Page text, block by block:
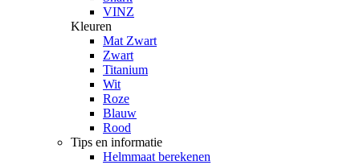
VINZ
Kleuren
Mat Zwart
Zwart
Titanium
Wit
Roze
Blauw
Rood
Tips en informatie
Helmmaat berekenen